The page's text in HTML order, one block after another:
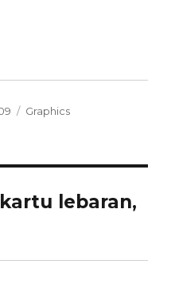
Categories
Graphics
lebaran,